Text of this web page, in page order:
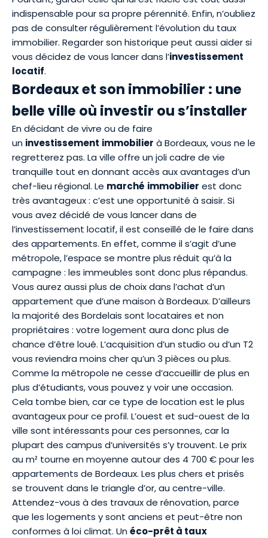
indispensable pour sa propre pérennité. Enfin, n’oubliez
pas de consulter régulièrement l’évolution du taux
immobilier. Regarder son historique peut aussi aider si
vous décidez de vous lancer dans l’investissement
locatif.
Bordeaux et son immobilier : une
belle ville où investir ou s’installer
En décidant de vivre ou de faire
un investissement immobilier à Bordeaux, vous ne le
regretterez pas. La ville offre un joli cadre de vie
tranquille tout en donnant accès aux avantages d’un
chef-lieu régional. Le marché immobilier est donc
très avantageux : c’est une opportunité à saisir. Si
vous avez décidé de vous lancer dans de
l’investissement locatif, il est conseillé de le faire dans
des appartements. En effet, comme il s’agit d’une
métropole, l’espace se montre plus réduit qu’à la
campagne : les immeubles sont donc plus répandus.
Vous aurez aussi plus de choix dans l’achat d’un
appartement que d’une maison à Bordeaux. D’ailleurs
la majorité des Bordelais sont locataires et non
propriétaires : votre logement aura donc plus de
chance d’être loué. L’acquisition d’un studio ou d’un T2
vous reviendra moins cher qu’un 3 pièces ou plus.
Comme la métropole ne cesse d’accueillir de plus en
plus d’étudiants, vous pouvez y voir une occasion.
Cela tombe bien, car ce type de location est le plus
avantageux pour ce profil. L’ouest et sud-ouest de la
ville sont intéressants pour ces personnes, car la
plupart des campus d’universités s’y trouvent. Le prix
au m² tourne en moyenne autour des 4 700 € pour les
appartements de Bordeaux. Les plus chers et prisés
se trouvent dans le triangle d’or, au centre-ville.
Attendez-vous à des travaux de rénovation, parce
que les logements y sont anciens et peut-être non
conformes à loi climat. Un éco-prêt à taux